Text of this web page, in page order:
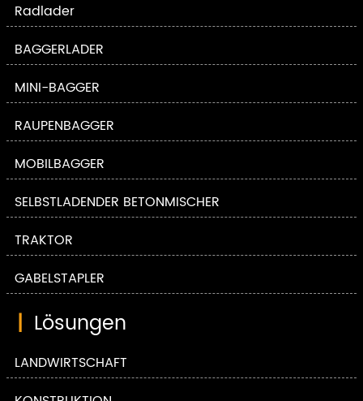
Radlader
BAGGERLADER
MINI-BAGGER
RAUPENBAGGER
MOBILBAGGER
SELBSTLADENDER BETONMISCHER
TRAKTOR
GABELSTAPLER
| Lösungen
LANDWIRTSCHAFT